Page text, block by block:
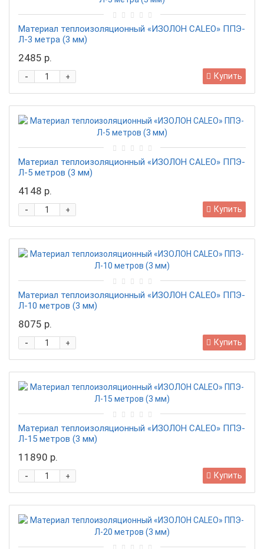
Материал теплоизоляционный «ИЗОЛОН CALEO» ППЭ-
Л-3 метра (3 мм)
2485 р.
+
- Купить
Материал теплоизоляционный «ИЗОЛОН CALEO» ППЭ-
Л-5 метров (3 мм)
4148 р.
+
- Купить
Материал теплоизоляционный «ИЗОЛОН CALEO» ППЭ-
Л-10 метров (3 мм)
8075 р.
+
- Купить
Материал теплоизоляционный «ИЗОЛОН CALEO» ППЭ-
Л-15 метров (3 мм)
11890 р.
+
- Купить